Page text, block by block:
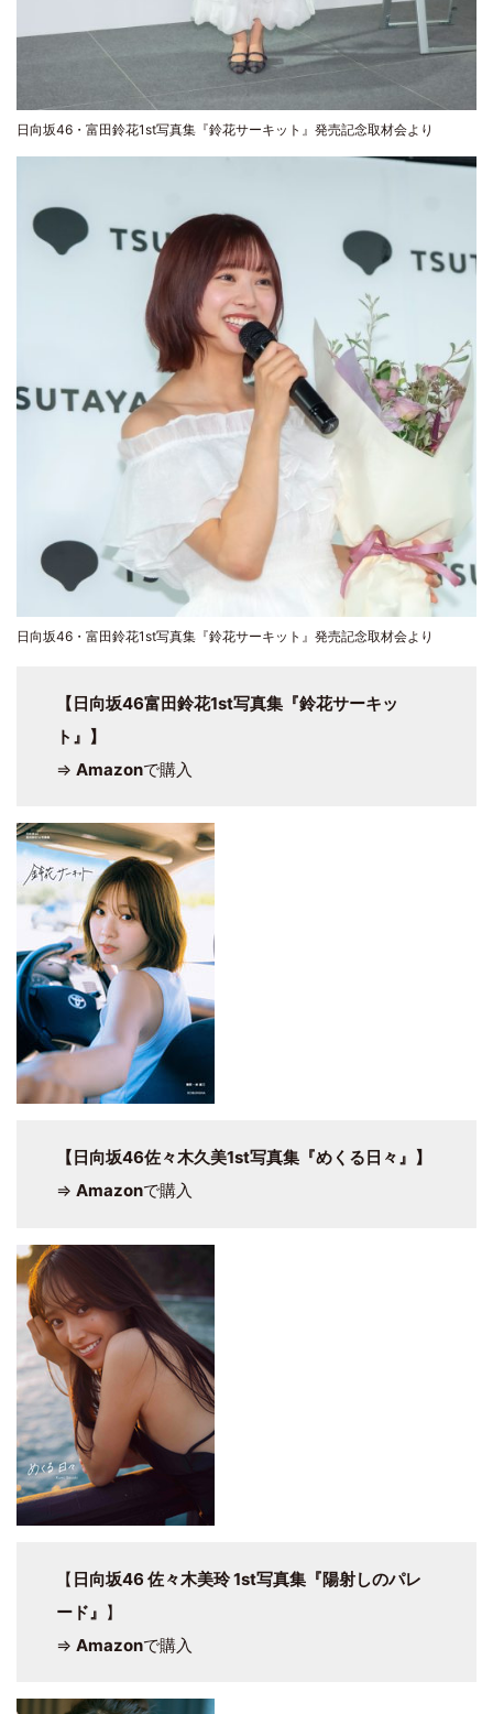
日向坂46・富田鈴花1st写真集『鈴花サーキット』発売記念取材会より
日向坂46・富田鈴花1st写真集『鈴花サーキット』発売記念取材会より
【日向坂46富田鈴花1st写真集『鈴花サーキッ
ト』】
⇒ Amazonで購入
【日向坂46佐々木久美1st写真集『めくる日々』】
⇒ Amazonで購入
【 日向坂46 佐々木美玲 1st写真集『陽射しのパレ
ード』 】
⇒ Amazonで購入